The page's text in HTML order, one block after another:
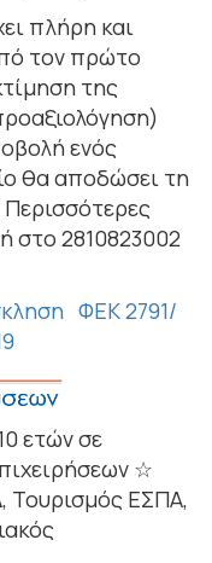
πλήρη και
τον πρώτο
της
ενός
θα αποδώσει τη
στο 2810823002
ΦΕΚ 2791/
ετών σε
☆
Τουρισμός ΕΣΠΑ,